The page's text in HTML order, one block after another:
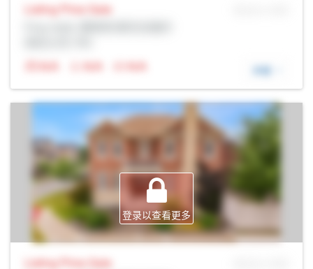
Listing Price Sale
N/A
N/A N/A 详细
登录以查看更多
Listing Price Sale